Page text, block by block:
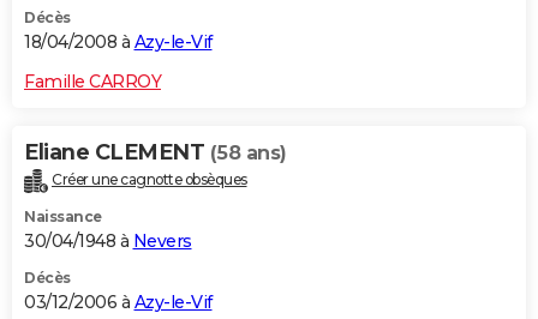
Décès
18/04/2008 à Azy-le-Vif
Famille CARROY
Eliane CLEMENT (58 ans)
Créer une cagnotte obsèques
Naissance
30/04/1948 à Nevers
Décès
03/12/2006 à Azy-le-Vif